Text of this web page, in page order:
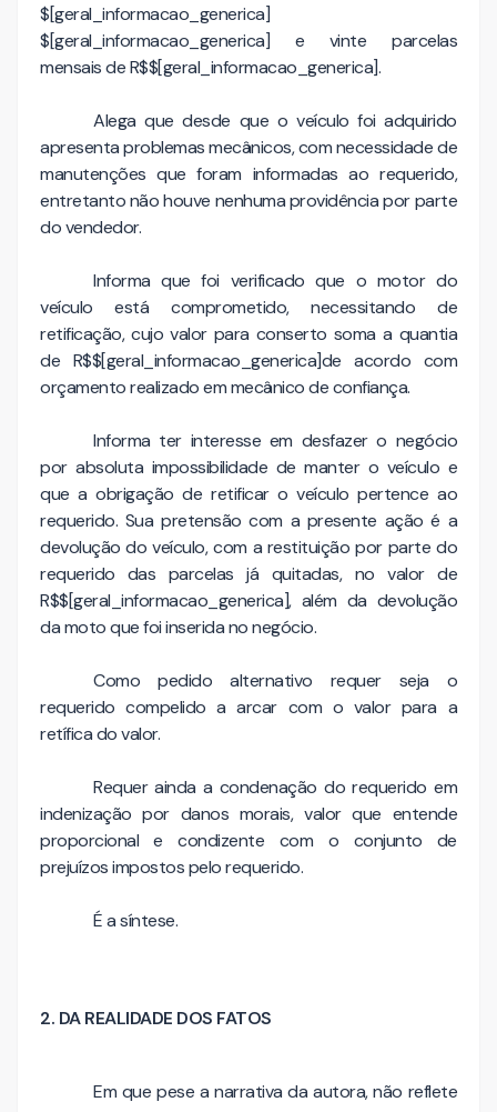
$[geral_informacao_generica]
$[geral_informacao_generica] e vinte parcelas
mensais de R$$[geral_informacao_generica].
Alega que desde que o veículo foi adquirido
apresenta problemas mecânicos, com necessidade de
manutenções que foram informadas ao requerido,
entretanto não houve nenhuma providência por parte
do vendedor.
Informa que foi verificado que o motor do
veículo está comprometido, necessitando de
retificação, cujo valor para conserto soma a quantia
de R$$[geral_informacao_generica]de acordo com
orçamento realizado em mecânico de confiança.
Informa ter interesse em desfazer o negócio
por absoluta impossibilidade de manter o veículo e
que a obrigação de retificar o veículo pertence ao
requerido. Sua pretensão com a presente ação é a
devolução do veículo, com a restituição por parte do
requerido das parcelas já quitadas, no valor de
R$$[geral_informacao_generica], além da devolução
da moto que foi inserida no negócio.
Como pedido alternativo requer seja o
requerido compelido a arcar com o valor para a
retífica do valor.
Requer ainda a condenação do requerido em
indenização por danos morais, valor que entende
proporcional e condizente com o conjunto de
prejuízos impostos pelo requerido.
É a síntese.
2. DA REALIDADE DOS FATOS
Em que pese a narrativa da autora, não reflete